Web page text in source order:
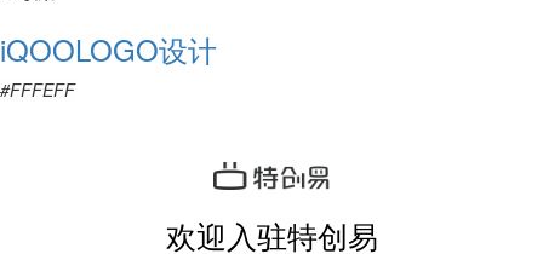
iQOOLOGO设计
#FFFEFF
欢迎入驻特创易